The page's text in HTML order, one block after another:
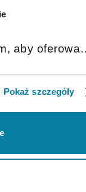
aby oferować
jak
uzyskanymi
Pokaż szczegóły